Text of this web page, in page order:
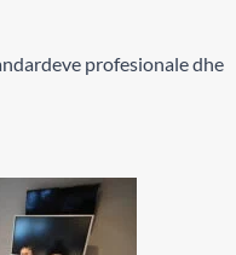
profesionale dhe